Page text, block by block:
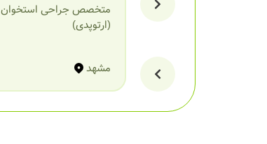
متخصص جراحی
(ارتوپدی)
مشهد